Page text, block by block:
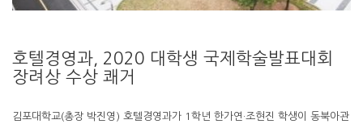
호텔경영과, 2020 대학생 국제학술발표대회
장려상 수상 쾌거
김포대학교(총장 박진영) 호텔경영과가 1학년 한가연·조현진 학생이 동북아관